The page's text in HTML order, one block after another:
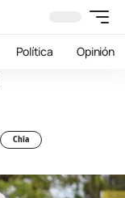
Política Opinión
Chía